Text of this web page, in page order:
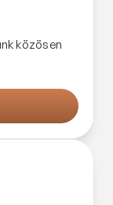
közösen